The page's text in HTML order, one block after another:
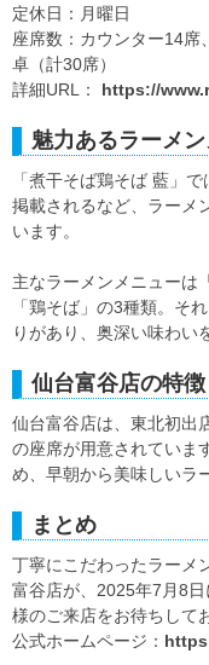
定休日：月曜日
座席数：カウンター14席
卓（計30席）
詳細URL： https://
魅力あるラーメ
「煮干そば鶏そば 藍」
掲載されるなど、ラーメ
います。
主なラーメンメニューは
「鶏そば」の3種類。そ
りがあり、奥深い味わい
仙台富谷店の特徴
仙台富谷店は、東北初出
の座席が用意されていま
め、早朝から美味しいラ
まとめ
丁寧にこだわったラーメ
富谷店が、2025年7月8
様のご来店をお待ちして
公式ホームページ：